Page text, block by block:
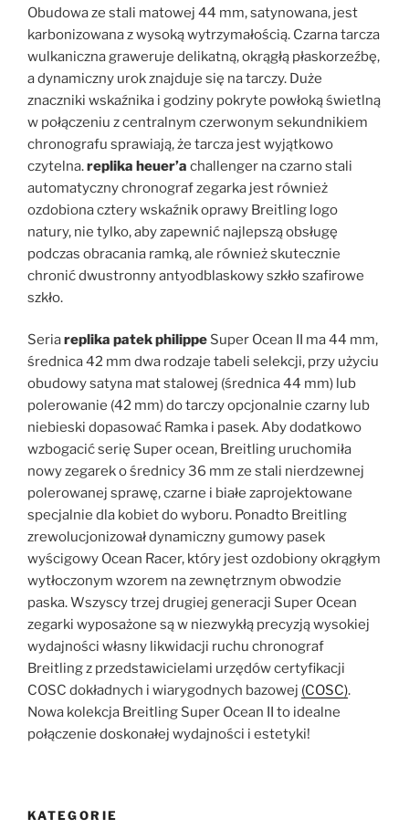
Obudowa ze stali matowej 44 mm, satynowana, jest
karbonizowana z wysoką wytrzymałością. Czarna tarcza
wulkaniczna graweruje delikatną, okrągłą płaskorzeźbę,
a dynamiczny urok znajduje się na tarczy. Duże
znaczniki wskaźnika i godziny pokryte powłoką świetlną
w połączeniu z centralnym czerwonym sekundnikiem
chronografu sprawiają, że tarcza jest wyjątkowo
czytelna.replika heuer’a challenger na czarno stali
automatyczny chronograf zegarka jest również
ozdobiona cztery wskaźnik oprawy Breitling logo
natury, nie tylko, aby zapewnić najlepszą obsługę
podczas obracania ramką, ale również skutecznie
chronić dwustronny antyodblaskowy szkło szafirowe
szkło.
Seriareplika patek philippe Super Ocean II ma 44 mm,
średnica 42 mm dwa rodzaje tabeli selekcji, przy użyciu
obudowy satyna mat stalowej (średnica 44 mm) lub
polerowanie (42 mm) do tarczy opcjonalnie czarny lub
niebieski dopasować Ramka i pasek. Aby dodatkowo
wzbogacić serię Super ocean, Breitling uruchomiła
nowy zegarek o średnicy 36 mm ze stali nierdzewnej
polerowanej sprawę, czarne i białe zaprojektowane
specjalnie dla kobiet do wyboru. Ponadto Breitling
zrewolucjonizował dynamiczny gumowy pasek
wyścigowy Ocean Racer, który jest ozdobiony okrągłym
wytłoczonym wzorem na zewnętrznym obwodzie
paska. Wszyscy trzej drugiej generacji Super Ocean
zegarki wyposażone są w niezwykłą precyzją wysokiej
wydajności własny likwidacji ruchu chronograf
Breitling z przedstawicielami urzędów certyfikacji
COSC dokładnych i wiarygodnych bazowej (COSC).
Nowa kolekcja Breitling Super Ocean II to idealne
połączenie doskonałej wydajności i estetyki!
KATEGORIE